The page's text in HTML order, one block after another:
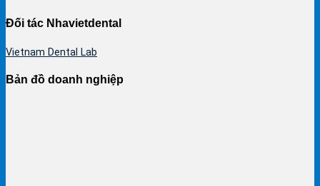
Đối tác Nhavietdental
Vietnam Dental Lab
Bản đồ doanh nghiệp